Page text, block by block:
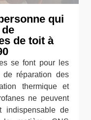
qui
de toit à
se font pour les
réparation des
thermique et
ne peuvent
indispensable de